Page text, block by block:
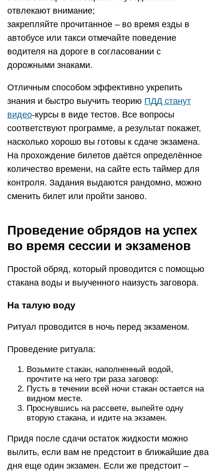
отвлекают внимание;
закрепляйте прочитанное – во время езды в
автобусе или такси отмечайте поведение
водителя на дороге в согласовании с
дорожными знаками.
Отличным способом эффективно укрепить
знания и быстро выучить теорию ПДД станут
видео-курсы в виде тестов. Все вопросы
соответствуют программе, а результат покажет,
насколько хорошо вы готовы к сдаче экзамена.
На прохождение билетов даётся определённое
количество времени, на сайте есть таймер для
контроля. Задания выдаются рандомно, можно
сменить билет или пройти заново.
Проведение обрядов на успех
во время сессии и экзаменов
Простой обряд, который проводится с помощью
стакана воды и выученного наизусть заговора.
На талую воду
Ритуал проводится в ночь перед экзаменом.
Проведение ритуала:
Возьмите стакан, наполненный водой,
прочтите на него три раза заговор:
Пусть в течении всей ночи стакан остается на
видном месте.
Проснувшись на рассвете, выпейте одну
вторую стакана, и идите на экзамен.
Придя после сдачи остаток жидкости можно
вылить, если вам не предстоит в ближайшие два
дня еще один экзамен. Если же предстоит –